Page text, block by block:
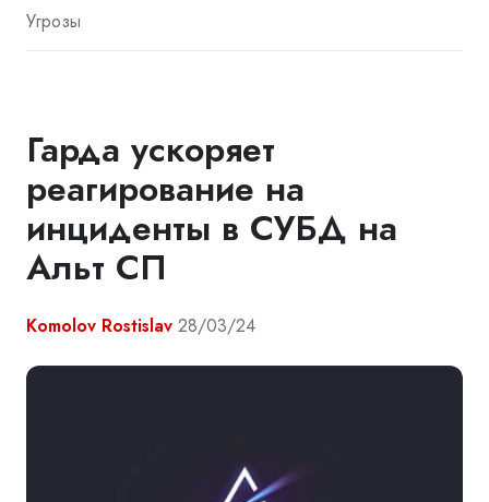
Угрозы
Гарда ускоряет
реагирование на
инциденты в СУБД на
Альт СП
Komolov Rostislav 28/03/24